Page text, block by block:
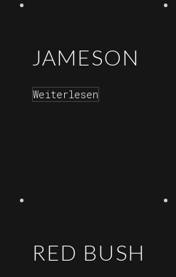
JAMESON
Weiterlesen
RED BUSH